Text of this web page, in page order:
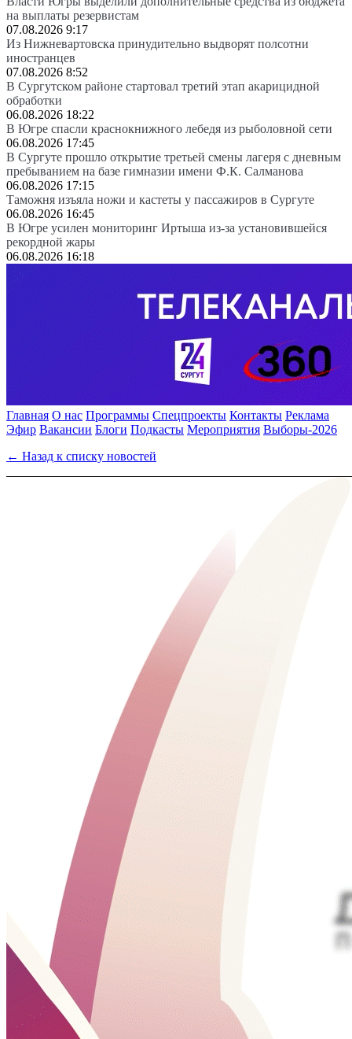
на выплаты резервистам
07.08.2026 9:17
Из Нижневартовска принудительно выдворят полсотни
иностранцев
07.08.2026 8:52
В Сургутском районе стартовал третий этап акарицидной
обработки
06.08.2026 18:22
В Югре спасли краснокнижного лебедя из рыболовной сети
06.08.2026 17:45
В Сургуте прошло открытие третьей смены лагеря с дневным
пребыванием на базе гимназии имени Ф.К. Салманова
06.08.2026 17:15
Таможня изъяла ножи и кастеты у пассажиров в Сургуте
06.08.2026 16:45
В Югре усилен мониторинг Иртыша из-за установившейся
рекордной жары
06.08.2026 16:18
Главная О нас Программы Спецпроекты Контакты Реклама
Эфир Вакансии Блоги Подкасты Мероприятия Выборы-2026
← Назад к списку новостей